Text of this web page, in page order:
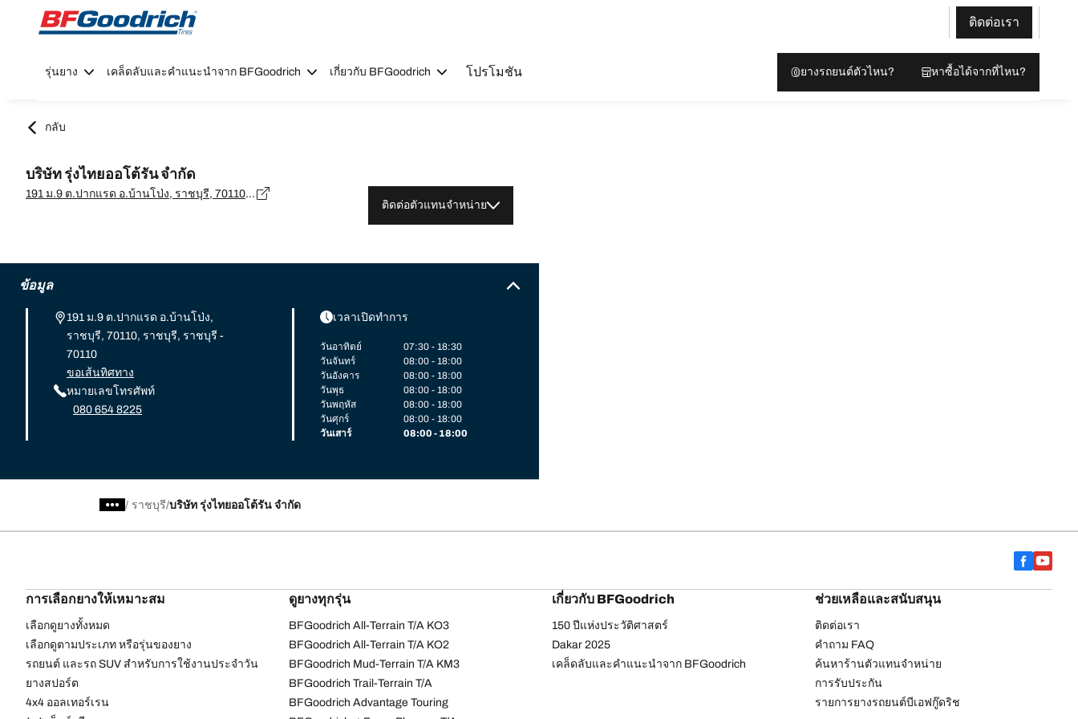
Go to page content
Go to page navigation
ติดต่อเรา
รุ่นยาง เคล็ดลับและคำแนะนำจาก BFGoodrich เกี่ยวกับ BFGoodrich โปรโมชัน ยางรถยนต์ตัวไหน? หาซื้อได้จากที่ไหน?
กลับ
บริษัท รุ่งไทยออโต้รัน จำกัด
191 ม.9 ต.ปากแรด อ.บ้านโป่ง, ราชบุรี, 70110, ราชบุรี, ราชบุรี - 70110
ติดต่อตัวแทนจำหน่าย
ข้อมูล
191 ม.9 ต.ปากแรด อ.บ้านโป่ง,
ราชบุรี, 70110, ราชบุรี, ราชบุรี -
70110
ขอเส้นทิศทาง
หมายเลขโทรศัพท์
080 654 8225
เวลาเปิดทำการ
วันอาทิตย์
07:30 - 18:30
วันจันทร์
08:00 - 18:00
วันอังคาร
08:00 - 18:00
วันพุธ
08:00 - 18:00
วันพฤหัส
08:00 - 18:00
วันศุกร์
08:00 - 18:00
วันเสาร์
08:00 - 18:00
/ ราชบุรี บริษัท รุ่งไทยออโต้รัน จำกัด
การเลือกยางให้เหมาะสม
เลือกดูยางทั้งหมด
เลือกดูตามประเภท หรือรุ่นของยาง
รถยนต์ และรถ SUV สำหรับการใช้งานประจำวัน
ยางสปอร์ต
4x4 ออลเทอร์เรน​
ดูยางทุกรุ่น
BFGoodrich All-Terrain T/A KO3
BFGoodrich All-Terrain T/A KO2
BFGoodrich Mud-Terrain T/A KM3
BFGoodrich Trail-Terrain T/A
BFGoodrich Advantage Touring
เกี่ยวกับ BFGoodrich
150 ปีแห่งประวัติศาสตร์
Dakar 2025
เคล็ดลับและคำแนะนำจาก BFGoodrich
ช่วยเหลือและสนับสนุน
ติดต่อเรา
คำถาม FAQ
ค้นหาร้านตัวแทนจำหน่าย
การรับประกัน
รายการยางรถยนต์บีเอฟกู๊ดริช